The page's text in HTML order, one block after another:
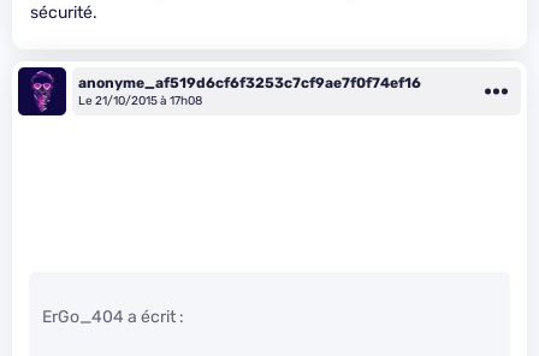
sécurité.
anonyme_af519d6cf6f3253c7cf9ae7f0f74ef16
Le 21/10/2015 à 17h08
ErGo_404 a écrit :